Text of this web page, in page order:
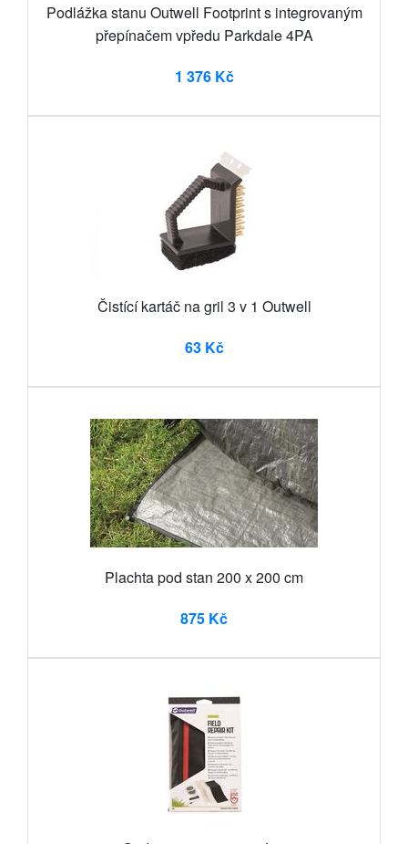
Podlážka stanu Outwell Footprint s integrovaným
přepínačem vpředu Parkdale 4PA
1 376 Kč
Čistící kartáč na gril 3 v 1 Outwell
63 Kč
Plachta pod stan 200 x 200 cm
875 Kč